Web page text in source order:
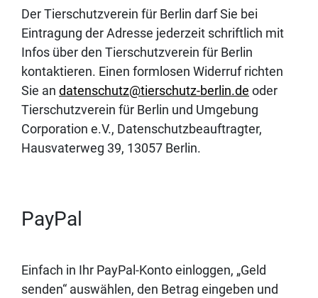
Der Tierschutzverein für Berlin darf Sie bei
Eintragung der Adresse jederzeit schriftlich mit
Infos über den Tierschutzverein für Berlin
kontaktieren. Einen formlosen Widerruf richten
Sie an datenschutz@tierschutz-berlin.de oder
Tierschutzverein für Berlin und Umgebung
Corporation e.V., Datenschutzbeauftragter,
Hausvaterweg 39, 13057 Berlin.
PayPal
Einfach in Ihr PayPal-Konto einloggen, „Geld
senden“ auswählen, den Betrag eingeben und